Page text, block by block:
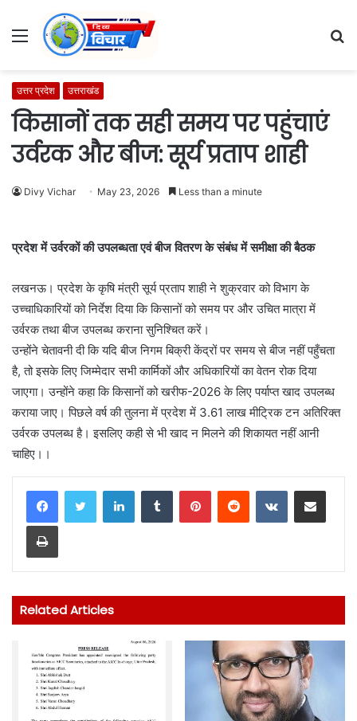
Menu
उत्तर प्रदेश उत्तराखंड
किसानों तक सही समय पर पहुंचाएं
उर्वरक और बीज: सूर्य प्रताप शाही
Divy Vichar May 23, 2026 Less than a minute
प्रदेश में उर्वरकों की उपलब्धता एवं बीज वितरण के संबंध में समीक्षा की बैठक
लखनऊ। प्रदेश के कृषि मंत्री सूर्य प्रताप शाही ने शुक्रवार को विभाग के
उच्चाधिकारियों को निर्देश दिया कि किसानों को समय पर और उचित मात्रा में
उर्वरक तथा बीज उपलब्ध कराना सुनिश्चित करें।
उन्होंने चेतावनी दी कि यदि बीज निगम बिक्री केंद्रों पर समय से बीज नहीं पहुँचता
है, तो इसके लिए जिम्मेदार सभी कार्मिकों और अधिकारियों का वेतन रोक दिया
जाएगा। उन्होंने कहा कि किसानों को खरीफ-2026 के लिए पर्याप्त खाद उपलब्ध
कराया जाए। पिछले वर्ष की तुलना में प्रदेश में 3.61 लाख मीट्रिक टन अतिरिक्त
उर्वरक उपलब्ध है। इसलिए कही से भी खाद न मिलने की शिकायत नहीं आनी
चाहिए।।
LinkedInTumblr PinterestReddit VKontakteShare via Email
Print
Related Articles